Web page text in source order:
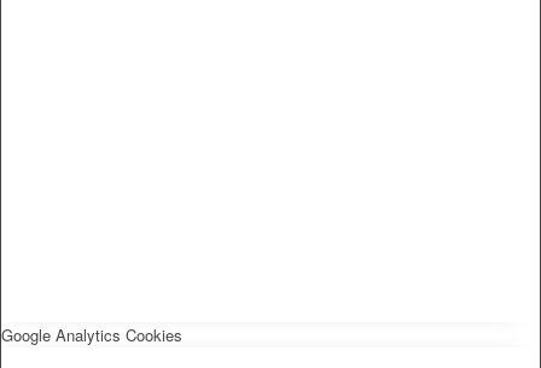
Google Analytics Cookies